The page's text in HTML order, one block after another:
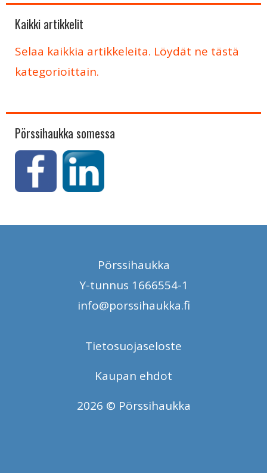
Kaikki artikkelit
Selaa kaikkia artikkeleita. Löydät ne tästä
kategorioittain.
Pörssihaukka somessa
Pörssihaukka
Y-tunnus 1666554-1
info@porssihaukka.fi
Tietosuojaseloste
Kaupan ehdot
2026 © Pörssihaukka